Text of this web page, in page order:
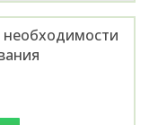
необходимости